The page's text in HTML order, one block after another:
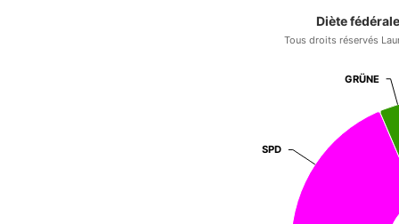
Diète
Tous droits réservés
SPD
SPD
GRÜNE
GRÜNE